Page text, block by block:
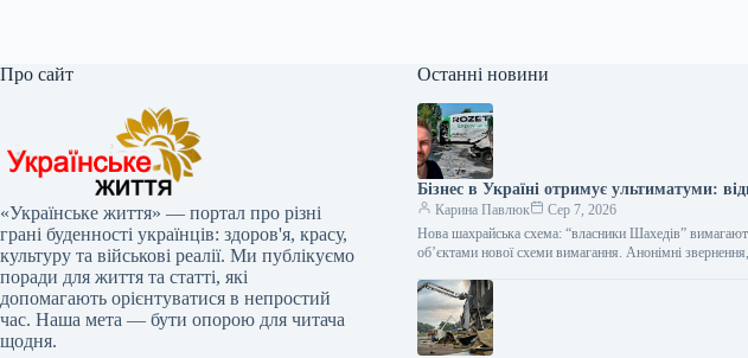
Про сайт
«Українське життя» — портал про різні
грані буденності українців: здоров'я, красу,
культуру та військові реалії. Ми публікуємо
поради для життя та статті, які
допомагають орієнтуватися в непростий
час. Наша мета — бути опорою для читача
щодня.
Останні новини
Бізнес в Україні отримує ультиматуми:
Карина Павлюк
Сер 7, 2026
Нова шахрайська схема: “власники Шахедів”
об’єктами нової схеми вимагання. Анонімні